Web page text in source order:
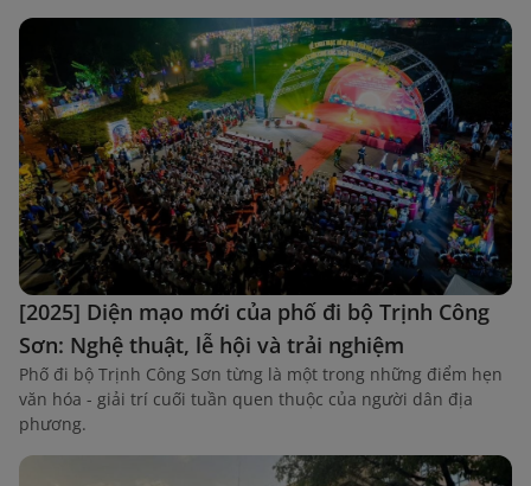
[2025] Diện mạo mới của phố đi bộ Trịnh Công
Sơn: Nghệ thuật, lễ hội và trải nghiệm
Phố đi bộ Trịnh Công Sơn từng là một trong những điểm hẹn
văn hóa - giải trí cuối tuần quen thuộc của người dân địa
phương.